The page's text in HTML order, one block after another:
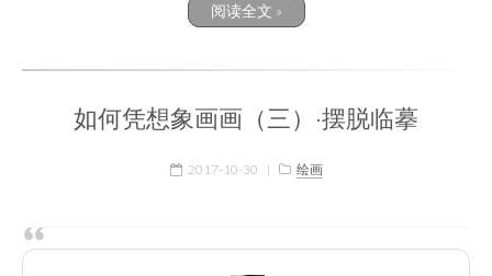
阅读全文 »
如何凭想象画画（三）·摆脱临摹
2017-10-30 | 绘画